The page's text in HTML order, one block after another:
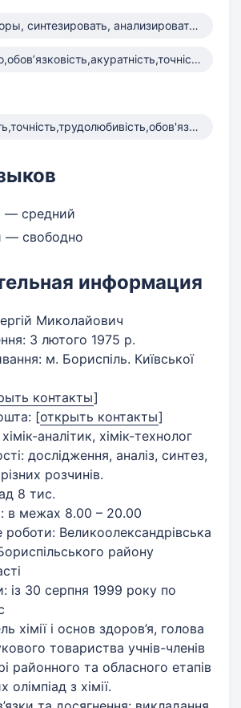
Готовит растворы, синтезировать, анализировать, исследование
Працелюбство,обов’язковість,акуратність,точність,наполегливість
Пункутальність,точність,трудолюбивість,обов'язковість,акуратніст
— средний
— свободно
информация
Миколайович
3 лютого 1975 р.
м. Бориспіль. Київської
контакты]
[открыть контакты]
аналітик, хімік-технолог
дослідження, аналіз, синтез,
розчинів.
8 тис.
в межах 8.00 – 20.00
роботи: Великоолександрівська
району
із 30 серпня 1999 року по
хімії і основ здоров’я, голова
товариства учнів-членів
районного та обласного етапів
олімпіад з хімії.